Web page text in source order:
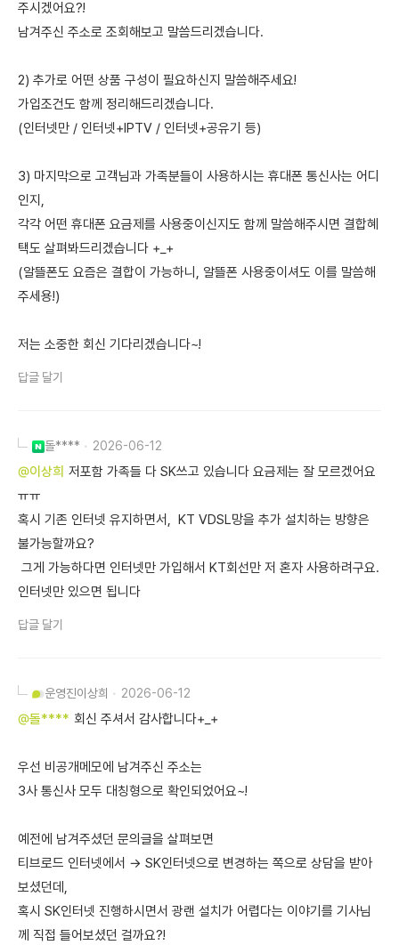
주시겠어요?!
남겨주신 주소로 조회해보고 말씀드리겠습니다.
2) 추가로 어떤 상품 구성이 필요하신지 말씀해주세요!
가입조건도 함께 정리해드리겠습니다.
(인터넷만 / 인터넷+IPTV / 인터넷+공유기 등)
3) 마지막으로 고객님과 가족분들이 사용하시는 휴대폰 통신사는 어디
인지,
각각 어떤 휴대폰 요금제를 사용중이신지도 함께 말씀해주시면 결합혜
택도 살펴봐드리겠습니다 +_+
(알뜰폰도 요즘은 결합이 가능하니, 알뜰폰 사용중이셔도 이를 말씀해
주세용!)
저는 소중한 회신 기다리겠습니다~!
답글 달기
돌**** 2026-06-12
@이상희 저포함 가족들 다 SK쓰고 있습니다 요금제는 잘 모르겠어요
ㅠㅠ
혹시 기존 인터넷 유지하면서, KT VDSL망을 추가 설치하는 방향은
불가능할까요?
그게 가능하다면 인터넷만 가입해서 KT회선만 저 혼자 사용하려구요.
인터넷만 있으면 됩니다
답글 달기
운영진이상희 2026-06-12
@돌**** 회신 주셔서 감사합니다+_+
우선 비공개메모에 남겨주신 주소는
3사 통신사 모두 대칭형으로 확인되었어요~!
예전에 남겨주셨던 문의글을 살펴보면
티브로드 인터넷에서 → SK인터넷으로 변경하는 쪽으로 상담을 받아
보셨던데,
혹시 SK인터넷 진행하시면서 광랜 설치가 어렵다는 이야기를 기사님
께 직접 들어보셨던 걸까요?!